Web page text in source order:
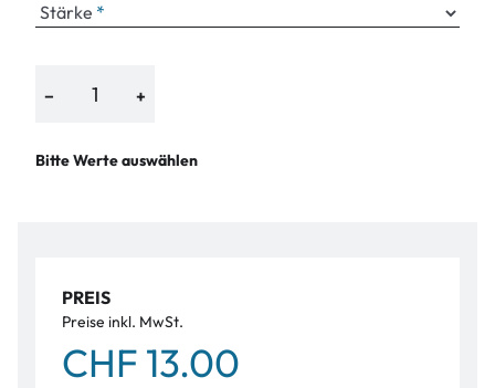
Stärke
− +
Bitte Werte auswählen
PREIS
Preise inkl. MwSt.
CHF 13.00